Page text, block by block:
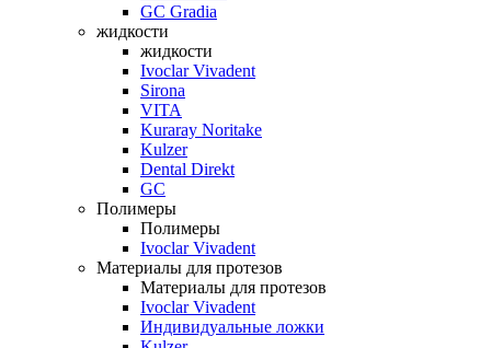
GC Gradia
жидкости
жидкости
Ivoclar Vivadent
Sirona
VITA
Kuraray Noritake
Kulzer
Dental Direkt
GC
Полимеры
Полимеры
Ivoclar Vivadent
Материалы для протезов
Материалы для протезов
Ivoclar Vivadent
Индивидуальные ложки